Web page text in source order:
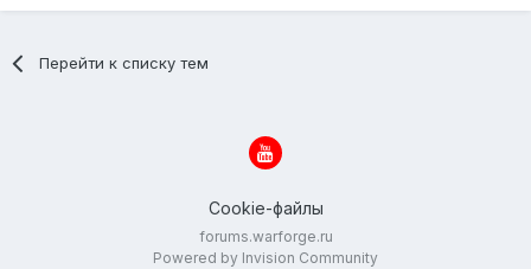
Перейти к списку тем
Cookie-файлы
forums.warforge.ru
Powered by Invision Community